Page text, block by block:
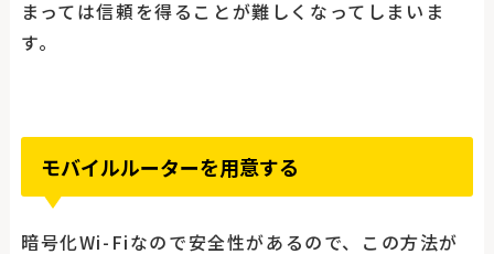
まっては信頼を得ることが難しくなってしまいま
す。
モバイルルーターを用意する
暗号化Wi-Fiなので安全性があるので、この方法が